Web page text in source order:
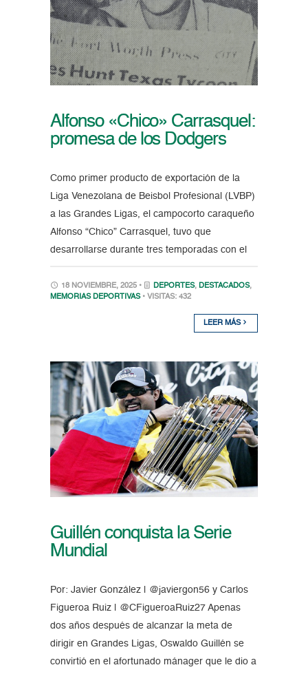
Alfonso «Chico» Carrasquel:
promesa de los Dodgers
Como primer producto de exportación de la
Liga Venezolana de Beisbol Profesional (LVBP)
a las Grandes Ligas, el campocorto caraqueño
Alfonso “Chico” Carrasquel, tuvo que
desarrollarse durante tres temporadas con el
18 NOVIEMBRE, 2025 • DEPORTES, DESTACADOS,
MEMORIAS DEPORTIVAS • VISITAS: 432
LEER MÁS
Guillén conquista la Serie
Mundial
Por: Javier González | @javiergon56 y Carlos
Figueroa Ruiz | @CFigueroaRuiz27 Apenas
dos años después de alcanzar la meta de
dirigir en Grandes Ligas, Oswaldo Guillén se
convirtió en el afortunado mánager que le dio a